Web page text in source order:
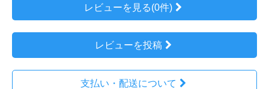
レビューを見る(0件)
レビューを投稿
支払い・配送について